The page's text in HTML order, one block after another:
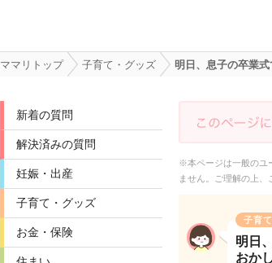
ママリトップ 子育て・グッズ 明日、息子の卒業
新着の質問
解決済みの質問
妊娠・出産
子育て・グッズ
お金・保険
※本ページは一般のユ
ません。ご理解の上、
子育
明日
おか